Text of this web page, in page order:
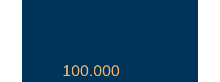
100.000